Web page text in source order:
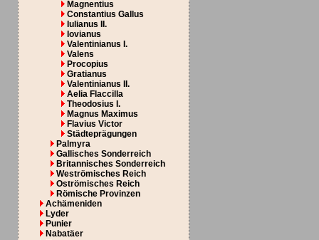
Magnentius
Constantius Gallus
Iulianus II.
Iovianus
Valentinianus I.
Valens
Procopius
Gratianus
Valentinianus II.
Aelia Flaccilla
Theodosius I.
Magnus Maximus
Flavius Victor
Städteprägungen
Palmyra
Gallisches Sonderreich
Britannisches Sonderreich
Weströmisches Reich
Oströmisches Reich
Römische Provinzen
Achämeniden
Lyder
Punier
Nabatäer